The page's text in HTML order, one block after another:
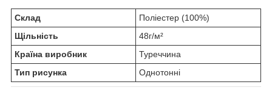
Склад
Поліестер (100%)
Щільність
48г/м²
Країна виробник
Туреччина
Тип рисунка
Однотонні